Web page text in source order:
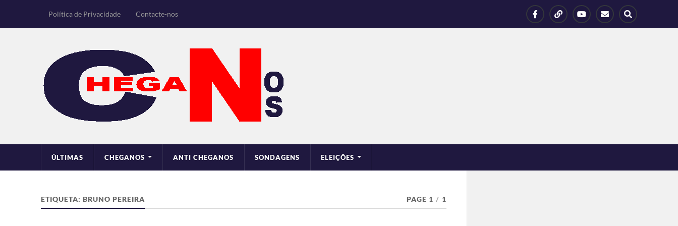
Política de Privacidade Contacte-nos
ÚLTIMAS CHEGANOS ANTI CHEGANOS SONDAGENS ELEIÇÕES
ETIQUETA: BRUNO PEREIRA PAGE 1 / 1